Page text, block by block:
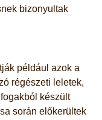
bizonyultak
például azok a
régészeti leletek,
készült
során előkerültek